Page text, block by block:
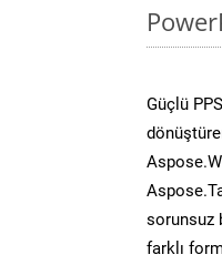
Güçlü
sorunsuz
farklı